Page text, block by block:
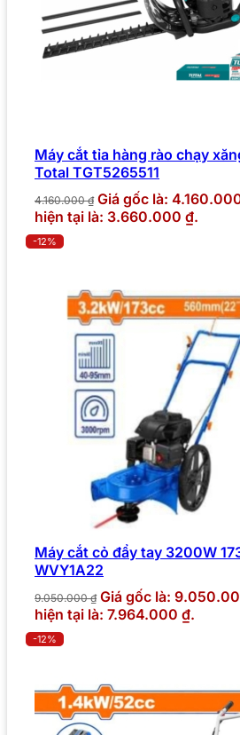
Máy cắt tỉa hàng rào chạy
Total TGT5265511
4.160.000₫ Giá gốc là:
hiện tại là: 3.660.000 ₫.
-12%
Máy cắt cỏ đẩy tay 3200W
WVY1A22
9.050.000₫ Giá gốc là:
hiện tại là: 7.964.000 ₫.
-12%